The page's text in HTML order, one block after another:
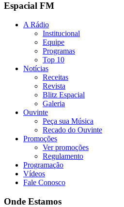
Espacial FM
A Rádio
Institucional
Equipe
Programas
Top 10
Notícias
Receitas
Revista
Blitz Espacial
Galeria
Ouvinte
Peça sua Música
Recado do Ouvinte
Promoções
Ver promoções
Regulamento
Programação
Vídeos
Fale Conosco
Onde Estamos